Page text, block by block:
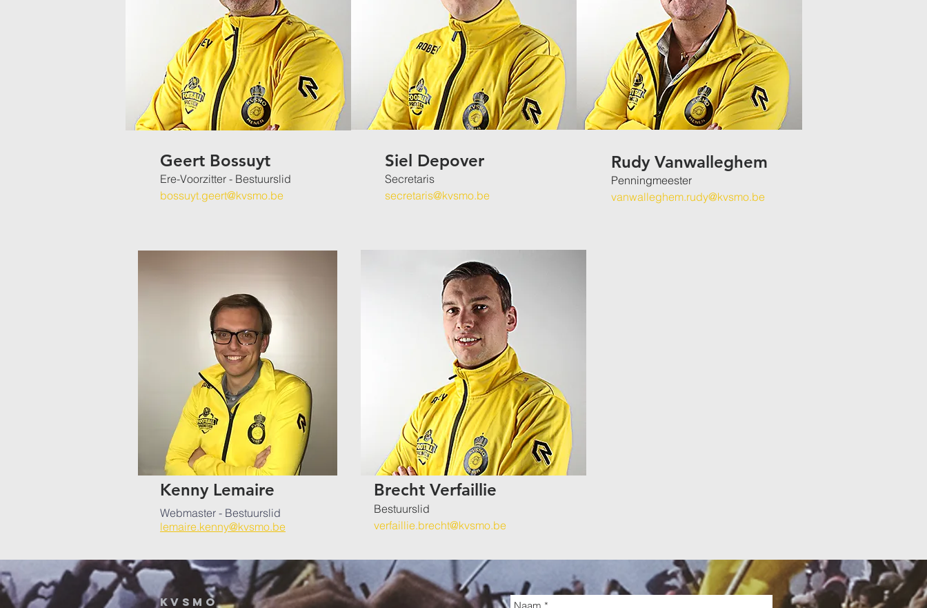
Geert Bossuyt
Ere-Voorzitter - Bestuurslid
bossuyt.geert@kvsmo.be
Siel Depover
Secretaris
secretaris@kvsmo.be
Rudy Vanwalleghem
Penningmeester
vanwalleghem.rudy@kvsmo.be
Kenny Lemaire
Webmaster - Bestuurslid
lemaire.kenny@kvsmo.be
Brecht Verfaillie
Bestuurslid
verfaillie.brecht@kvsmo.be
KVSMO